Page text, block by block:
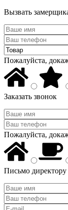
Вызвать
Пожалуйста,
Заказать звонок
Пожалуйста,
Письмо директору